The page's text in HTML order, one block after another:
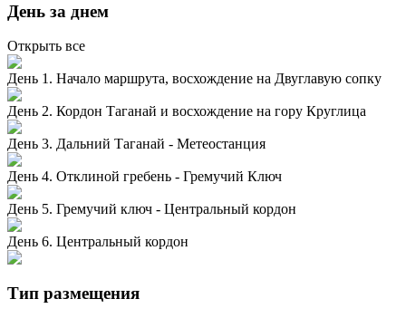
День за днем
Открыть все
День 1. Начало маршрута, восхождение на Двуглавую сопку
День 2. Кордон Таганай и восхождение на гору Круглица
День 3. Дальний Таганай - Метеостанция
День 4. Отклиной гребень - Гремучий Ключ
День 5. Гремучий ключ - Центральный кордон
День 6. Центральный кордон
Тип размещения